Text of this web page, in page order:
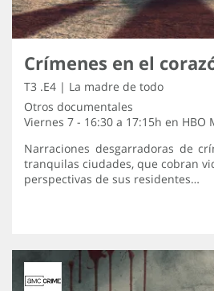
Crímenes en el
T3 .E4 | La madre de todo
Otros documentales
Viernes 7 - 16:30 a 17:15h en HBO
Narraciones desgarradoras de
tranquilas ciudades, que cobran
perspectivas de sus residentes…